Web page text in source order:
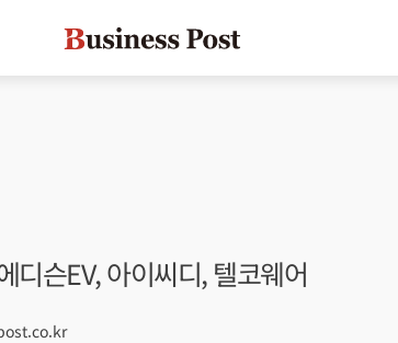
디슨EV, 아이씨디, 텔코웨어